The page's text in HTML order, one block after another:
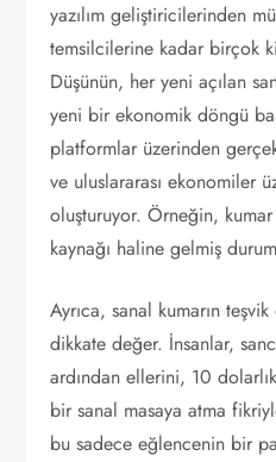
yazılım geliştiricilerinden
temsilcilerine kadar birçok
Düşünün, her yeni açılan
yeni bir ekonomik döngü
platformlar üzerinden
ve uluslararası ekonomiler
oluşturuyor. Örneğin,
kaynağı haline gelmiş
Ayrıca, sanal kumarın
dikkate değer. İnsanlar,
ardından ellerini, 10
bir sanal masaya atma
bu sadece eğlencenin bir